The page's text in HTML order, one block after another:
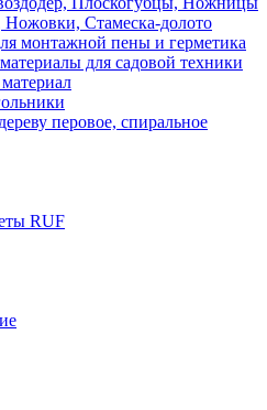
Ножовки, Стамеска-долото
монтажной пены и герметика
для садовой техники
перовое, спиральное
RUF